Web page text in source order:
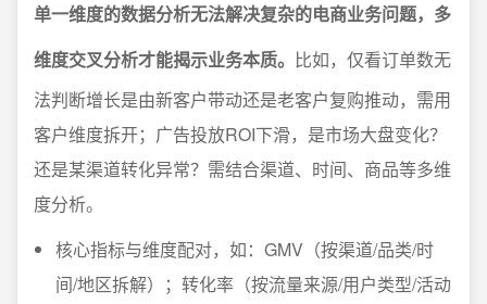
单一维度的数据分析无法解决复杂的电商业务问题，多
维度交叉分析才能揭示业务本质。 比如，仅看订单数无
法判断增长是由新客户带动还是老客户复购推动，需用
客户维度拆开；广告投放ROI下滑，是市场大盘变化？
还是某渠道转化异常？需结合渠道、时间、商品等多维
度分析。
核心指标与维度配对，如：GMV（按渠道/品类/时
间/地区拆解）；转化率（按流量来源/用户类型/活动